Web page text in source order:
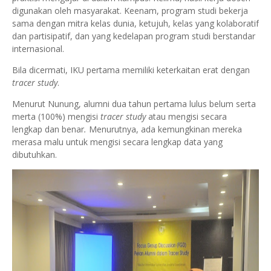
digunakan oleh masyarakat. Keenam, program studi bekerja
sama dengan mitra kelas dunia, ketujuh, kelas yang kolaboratif
dan partisipatif, dan yang kedelapan program studi berstandar
internasional.
Bila dicermati, IKU pertama memiliki keterkaitan erat dengan
tracer study.
Menurut Nunung, alumni dua tahun pertama lulus belum serta
merta (100%) mengisi tracer studyatau mengisi secara
lengkap dan benar. Menurutnya, ada kemungkinan mereka
merasa malu untuk mengisi secara lengkap data yang
dibutuhkan.